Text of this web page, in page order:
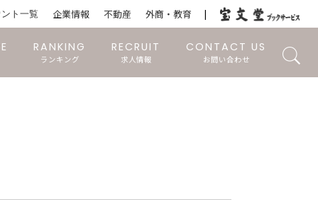
ト一覧 企業情報 不動産 外商・教育
RANKING
ランキング
RECRUIT
求人情報
CONTACT US
お問い合わせ